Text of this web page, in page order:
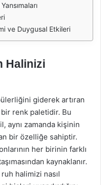
ve Duygusal Etkileri
Halinizi
giderek artıran
renk paletidir. Bu
aynı zamanda kişinin
bir özelliğe sahiptir.
her birinin farklı
kaynaklanır.
ruh halimizi nasıl